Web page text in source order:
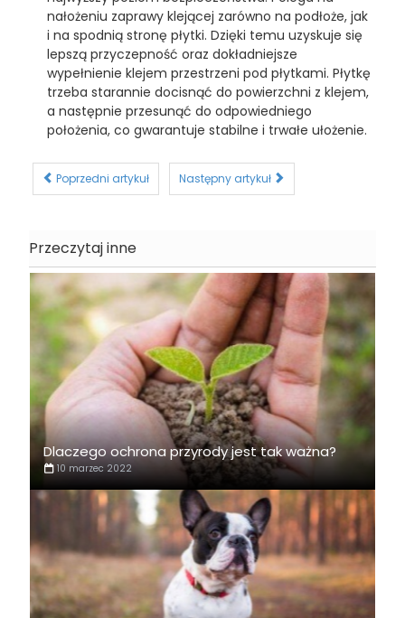
nałożeniu zaprawy klejącej zarówno na podłoże, jak
i na spodnią stronę płytki. Dzięki temu uzyskuje się
lepszą przyczepność oraz dokładniejsze
wypełnienie klejem przestrzeni pod płytkami. Płytkę
trzeba starannie docisnąć do powierzchni z klejem,
a następnie przesunąć do odpowiedniego
położenia, co gwarantuje stabilne i trwałe ułożenie.
Poprzedni artykuł Następny artykuł
Przeczytaj inne
Dlaczego ochrona przyrody jest tak ważna?
10 marzec 2022